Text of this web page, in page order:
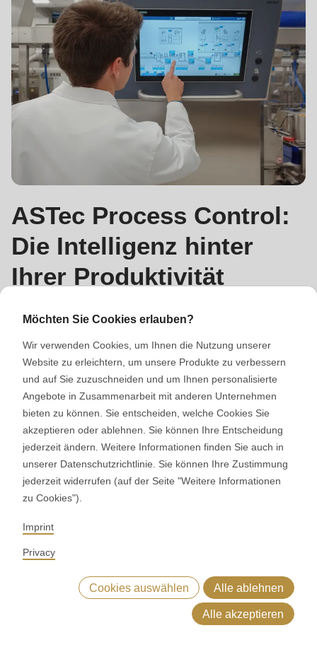
ASTec Process Control:
Die Intelligenz hinter
Ihrer Produktivität
In einem Marktumfeld, in dem Präzision und
ASTec Process Control (APC) die Steuerung industrieller
integriert APC modernste Sensorik und Echtzeit-Analysen,
um eine absolut stabile und hochperformante Fertigung zu
garantieren – rund um die Uhr.
Kontakt
Verkauf
Haben wir Ihr Interesse
geweckt?
Möchten Sie Cookies erlauben?
Wir verwenden Cookies, um Ihnen die Nutzung unserer
Website zu erleichtern, um unsere Produkte zu verbessern
und auf Sie zuzuschneiden und um Ihnen personalisierte
Angebote in Zusammenarbeit mit anderen Unternehmen
bieten zu können. Sie entscheiden, welche Cookies Sie
akzeptieren oder ablehnen. Sie können Ihre Entscheidung
jederzeit ändern. Weitere Informationen finden Sie auch in
unserer Datenschutzrichtlinie. Sie können Ihre Zustimmung
jederzeit widerrufen (auf der Seite "Weitere Informationen
zu Cookies").
Imprint
Privacy
Cookies auswählen Alle ablehnen
Alle akzeptieren